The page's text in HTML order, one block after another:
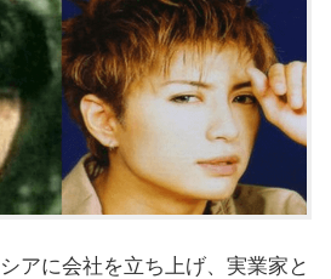
アに会社を立ち上げ、実業家と